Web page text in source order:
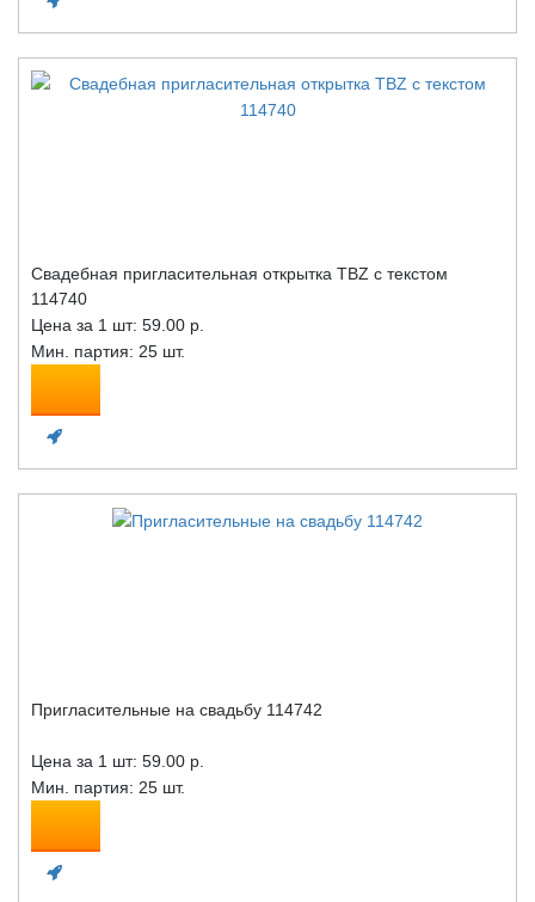
Свадебная пригласительная открытка TBZ с текстом
114740
Цена за 1 шт: 59.00 р.
Мин. партия: 25 шт.
Пригласительные на свадьбу 114742
Цена за 1 шт: 59.00 р.
Мин. партия: 25 шт.